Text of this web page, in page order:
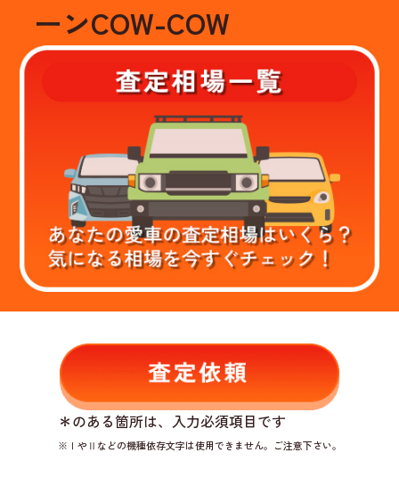
ーンCOW-COW
＊のある箇所は、入力必須項目です
※ⅠやⅡなどの機種依存文字は使用できません。ご注意下さい。